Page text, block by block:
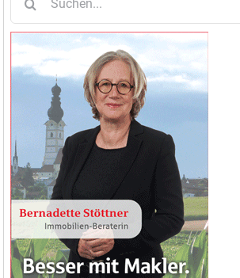
nach: